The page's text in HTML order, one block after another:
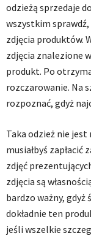
odzieżą sprzedaje
wszystkim
zdjęcia produktów.
zdjęcia znalezione
produkt. Po
rozczarowanie. Na
rozpoznać, gdyż
Taka odzież nie
musiałbyś
zdjęć
zdjęcia są
bardzo ważny, gdyż
dokładnie ten
jeśli wszelkie